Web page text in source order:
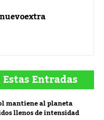
Entradas
mantiene al planeta
llenos de intensidad